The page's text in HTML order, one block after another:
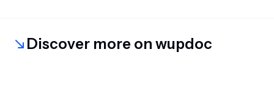
,neskubėkite😉
Discover more on wupdoc